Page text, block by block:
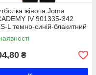
жіноча Joma
IV 901335-342
L темно-синій-блакитний
901335-342
₴